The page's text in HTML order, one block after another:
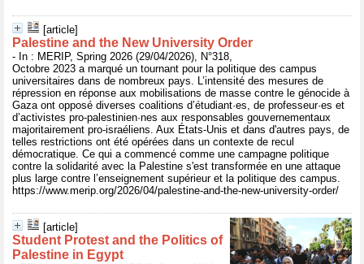
[article]
Palestine and the New University Order
- In : MERIP, Spring 2026 (29/04/2026), N°318,
Octobre 2023 a marqué un tournant pour la politique des campus
universitaires dans de nombreux pays. L’intensité des mesures de
répression en réponse aux mobilisations de masse contre le génocide à
Gaza ont opposé diverses coalitions d’étudiant·es, de professeur·es et
d’activistes pro-palestinien·nes aux responsables gouvernementaux
majoritairement pro-israéliens. Aux États-Unis et dans d'autres pays, de
telles restrictions ont été opérées dans un contexte de recul
démocratique. Ce qui a commencé comme une campagne politique
contre la solidarité avec la Palestine s'est transformée en une attaque
plus large contre l’enseignement supérieur et la politique des campus.
https://www.merip.org/2026/04/palestine-and-the-new-university-order/
[article]
Student Protest and the Politics of
Palestine in Egypt